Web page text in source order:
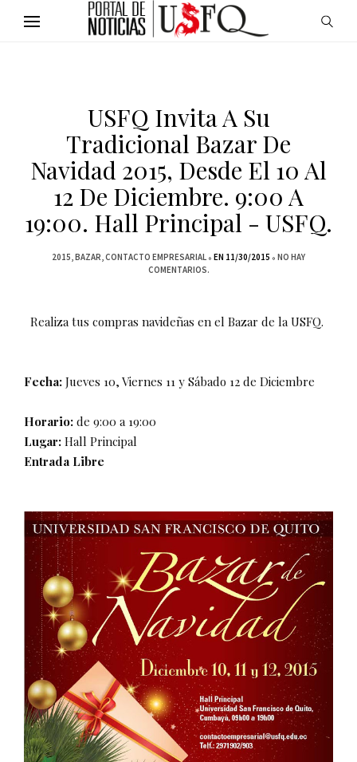
USFQ Invita A Su
Tradicional Bazar De
Navidad 2015, Desde El 10 Al
12 De Diciembre. 9:00 A
19:00. Hall Principal - USFQ.
2015 BAZAR CONTACTO EMPRESARIAL EN 11/30/2015
NO HAY
COMENTARIOS.
Realiza tus compras navideñas en el Bazar de la USFQ.
Fecha: Jueves 10, Viernes 11 y Sábado 12 de Diciembre
Horario: de 9:00 a 19:00
Lugar: Hall Principal
Entrada Libre